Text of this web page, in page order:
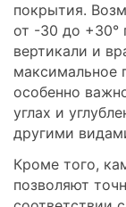
покрытия.
от -30 до +30°
вертикали и
максимальное
особенно
углах и
другими
Кроме того,
позволяют